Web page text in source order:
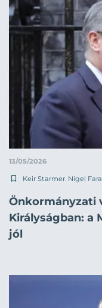
13/05/2026
Keir Starmer Nigel
Önkormányzati
Királyságban: a
jól